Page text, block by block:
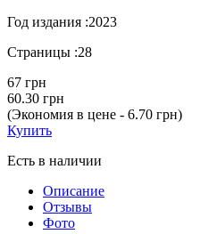
Год издания :2023
Страницы :28
67 грн
60.30 грн
(Экономия в цене - 6.70 грн)
Купить
Есть в наличии
Описание
Отзывы
Фото